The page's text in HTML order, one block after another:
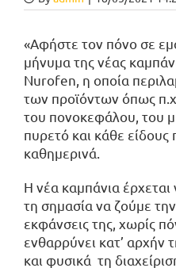
«Αφήστε τον πόνο σε
μήνυμα της νέας
Νurofen, η οποία
των προϊόντων όπως
του πονοκεφάλου, του
πυρετό και κάθε
καθημερινά.
H νέα καμπάνια
τη σημασία να ζούμε
εκφάνσεις της, χωρίς
ενθαρρύνει κατ’
και φυσικά τη